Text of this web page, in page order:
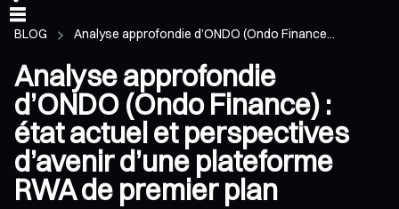
BLOG Analyse approfondie d’ONDO (Ondo Finance...
Analyse approfondie
d’ONDO (Ondo Finance) :
état actuel et perspectives
d’avenir d’une plateforme
RWA de premier plan